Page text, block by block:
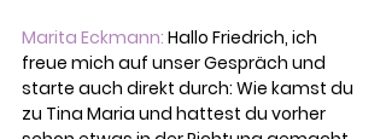
Marita Eckmann: Hallo Friedrich, ich
freue mich auf unser Gespräch und
starte auch direkt durch: Wie kamst du
zu Tina Maria und hattest du vorher